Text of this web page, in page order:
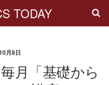
TODAY
月8日
月「基礎から